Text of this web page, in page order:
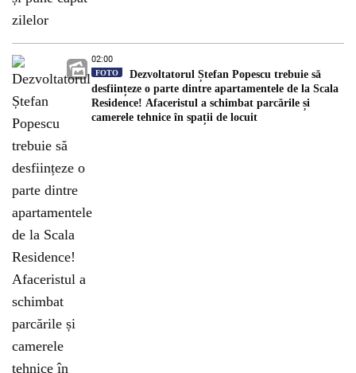
02:00
FOTO
Dezvoltatorul Ștefan Popescu trebuie să
desființeze o parte dintre apartamentele de la Scala
Residence! Afaceristul a schimbat parcările și
camerele tehnice în spații de locuit